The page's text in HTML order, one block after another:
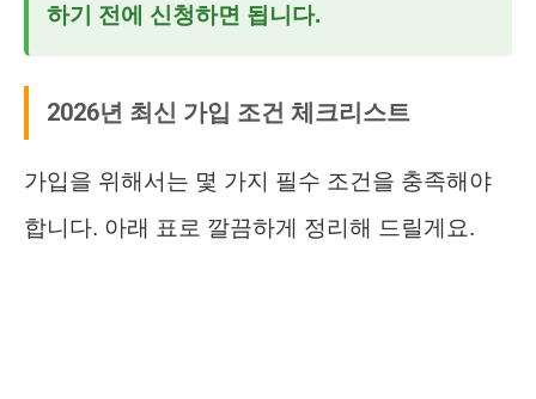
하기 전에 신청하면 됩니다.
2026년 최신 가입 조건 체크리스트
가입을 위해서는 몇 가지 필수 조건을 충족해야
합니다. 아래 표로 깔끔하게 정리해 드릴게요.